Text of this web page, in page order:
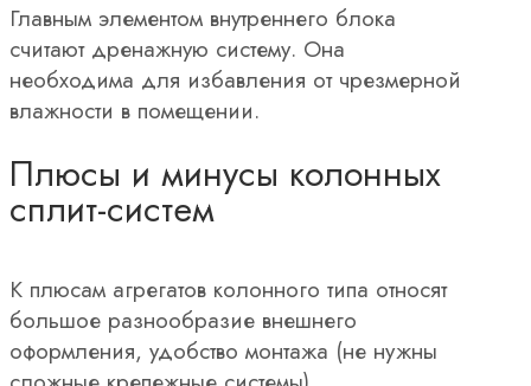
Главным элементом внутреннего блока
считают дренажную систему. Она
необходима для избавления от чрезмерной
влажности в помещении.
Плюсы и минусы колонных
сплит-систем
К плюсам агрегатов колонного типа относят
большое разнообразие внешнего
оформления, удобство монтажа (не нужны